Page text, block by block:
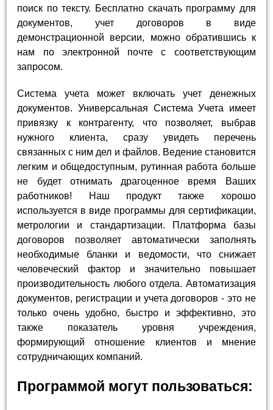
поиск по тексту. Бесплатно скачать программу для
документов, учет договоров в виде
демонстрационной версии, можно обратившись к
нам по электронной почте с соответствующим
запросом.
Система учета может включать учет денежных
документов. Универсальная Система Учета имеет
привязку к контрагенту, что позволяет, выбрав
нужного клиента, сразу увидеть перечень
связанных с ним дел и файлов. Ведение становится
легким и общедоступным, рутинная работа больше
не будет отнимать драгоценное время Ваших
работников! Наш продукт также хорошо
используется в виде программы для сертификации,
метрологии и стандартизации. Платформа базы
договоров позволяет автоматически заполнять
необходимые бланки и ведомости, что снижает
человеческий фактор и значительно повышает
производительность любого отдела. Автоматизация
документов, регистрации и учета договоров - это не
только очень удобно, быстро и эффективно, это
также показатель уровня учреждения,
формирующий отношение клиентов и мнение
сотрудничающих компаний.
Программой могут пользоваться: